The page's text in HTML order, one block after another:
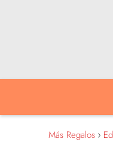
Más Regalos